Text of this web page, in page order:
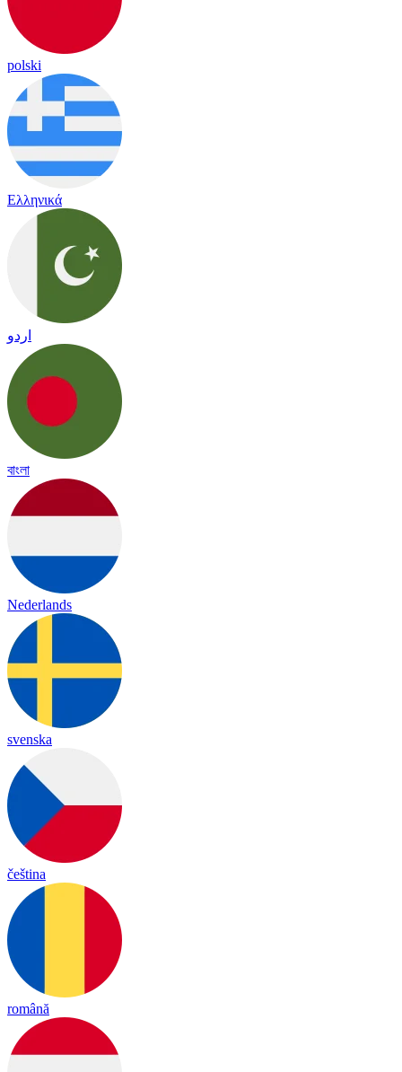
polski
Ελληνικά
اردو
বাংলা
Nederlands
svenska
čeština
română